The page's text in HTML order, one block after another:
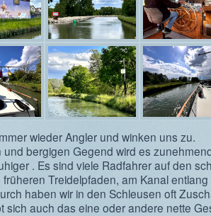
wieder Angler und winken uns zu.
und bergigen Gegend wird es
. Es sind viele Radfahrer auf den
Treidelpfaden, am Kanal entlang
haben wir in den Schleusen oft
sich auch das eine oder andere nette